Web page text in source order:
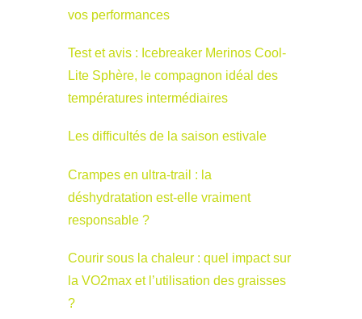
vos performances
Test et avis : Icebreaker Merinos Cool-
Lite Sphère, le compagnon idéal des
températures intermédiaires
Les difficultés de la saison estivale
Crampes en ultra-trail : la
déshydratation est-elle vraiment
responsable ?
Courir sous la chaleur : quel impact sur
la VO2max et l’utilisation des graisses
?